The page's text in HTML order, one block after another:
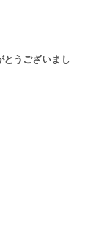
とうございまし